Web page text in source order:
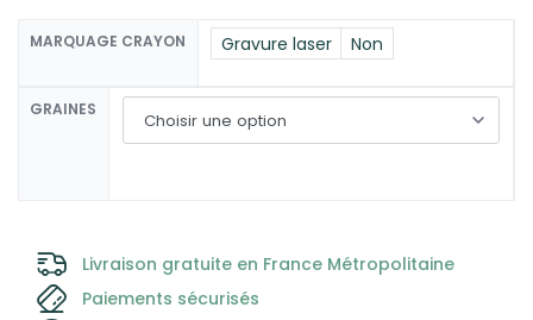
MARQUAGE CRAYON Gravure laser Non
GRAINES
Livraison gratuite en France Métropolitaine
Paiements sécurisés